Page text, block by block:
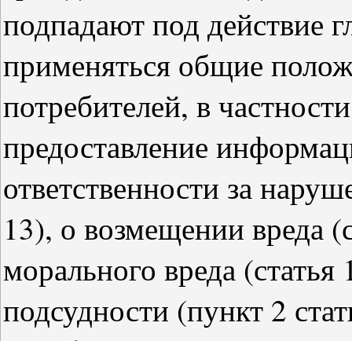
подпадают под действие
применяться общие
потребителей, в
предоставление
ответственности за
13), о возмещении вреда
морального вреда
подсудности (пункт 2